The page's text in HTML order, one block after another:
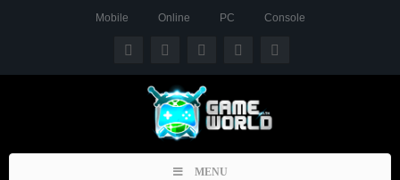
Mobile Online PC Console
ToggleMENU